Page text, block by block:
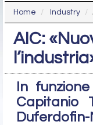
Home Industry
AIC:
In
Capitanio